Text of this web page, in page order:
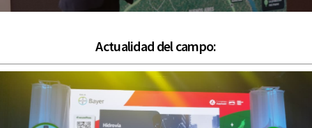
Actualidad del campo: